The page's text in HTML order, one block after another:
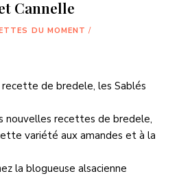
Cannelle
DU MOMENT /
de bredele, les Sablés
nouvelles recettes de bredele,
variété aux amandes et à la
la blogueuse alsacienne